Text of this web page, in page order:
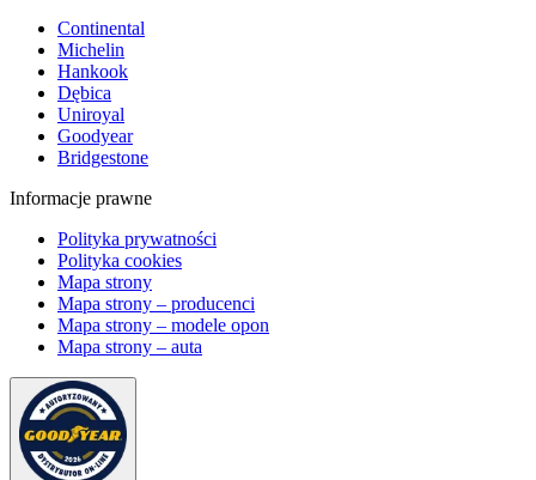
Continental
Michelin
Hankook
Dębica
Uniroyal
Goodyear
Bridgestone
Informacje prawne
Polityka prywatności
Polityka cookies
Mapa strony
Mapa strony – producenci
Mapa strony – modele opon
Mapa strony – auta